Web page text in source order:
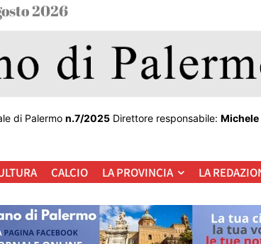
2026
di Palermo n.7/2025Direttore responsabile: Michele
CALCIO LA PROVINCIA LA